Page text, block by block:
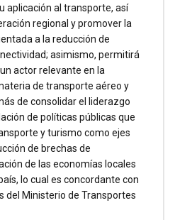
aplicación al transporte, así
regional y promover la
a la reducción de
asimismo, permitirá
actor relevante en la
de transporte aéreo y
de consolidar el liderazgo
de políticas públicas que
y turismo como ejes
de brechas de
de las economías locales
lo cual es concordante con
del Ministerio de Transportes